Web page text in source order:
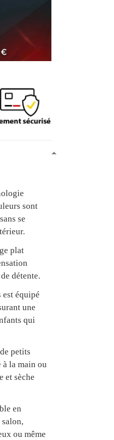
sont
se
plat
détente.
est équipé
une
qui
petits
la main ou
et sèche
en
ou même